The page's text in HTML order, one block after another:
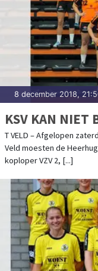
8 december 2018,
KSV KAN NIET
T VELD – Afgelopen
Veld moesten de
koploper VZV 2, [...]